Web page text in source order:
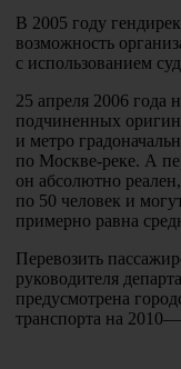
В 2005 году
возможность
с использованием
25 апреля 2006 года
подчиненных
и метро
по Москве-реке. А
он абсолютно
по 50 человек и
примерно равна
Перевозить
руководителя
предусмотрена
транспорта на